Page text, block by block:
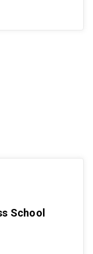
School